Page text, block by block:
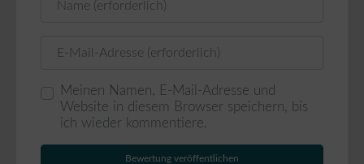
Meinen Namen, E-Mail-Adresse und
Website in diesem Browser speichern, bis
ich wieder kommentiere.